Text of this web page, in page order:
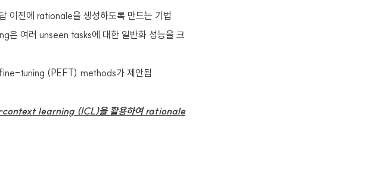
전에 rationale을 생성하도록 만드는 기법
여러 unseen tasks에 대한 일반화 성능을 크
tuning (PEFT) methods가 제안됨
learning (ICL)을 활용하여 rationale